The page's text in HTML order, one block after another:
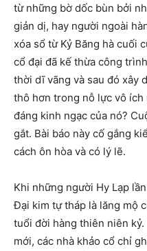
từ những bờ dốc bùn bởi
giản dị, hay người ngoài
xóa sổ từ ​​Kỷ Băng hà cuối
cổ đại đã kế thừa công
thời dĩ vãng và sau đó xây
thô hơn trong nỗ lực vô ích
đáng kinh ngạc của nó?
gắt. Bài báo này cố gắng
cách ôn hòa và có lý lẽ.
Khi những người Hy Lạp
Đại kim tự tháp là lăng mộ
tuổi đời hàng thiên niên
mới, các nhà khảo cổ chỉ